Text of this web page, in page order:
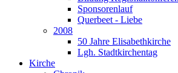
Sponsorenlauf
Querbeet - Liebe
2008
50 Jahre Elisabethkirche
Lgh. Stadtkirchentag
Kirche